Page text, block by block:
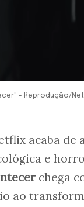
- Reprodução/
acaba de
e
chega
ao